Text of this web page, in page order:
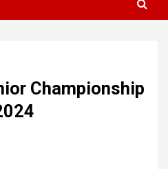
Championship